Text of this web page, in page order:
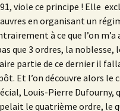
viole ce principe ! Elle
en organisant un
à ce que l’on m’a
que 3 ordres, la noblesse,
partie de ce dernier il
Et l’on découvre alors le
Louis-Pierre Dufourny,
le quatrième ordre, le